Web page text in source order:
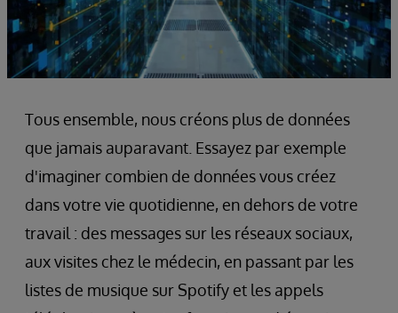
Tous ensemble, nous créons plus de données
que jamais auparavant. Essayez par exemple
d'imaginer combien de données vous créez
dans votre vie quotidienne, en dehors de votre
travail : des messages sur les réseaux sociaux,
aux visites chez le médecin, en passant par les
listes de musique sur Spotify et les appels